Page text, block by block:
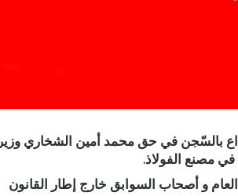
بالسّجن في حق محمد أمين الشخاري وزير
مصنع الفولاذ.
و أصحاب السوابق خارج إطار القانون